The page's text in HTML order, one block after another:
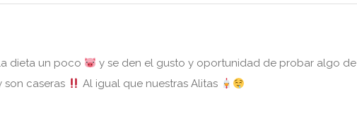
dieta un poco
y se den el gusto y oportunidad de probar algo de
son caseras Al igual que nuestras Alitas